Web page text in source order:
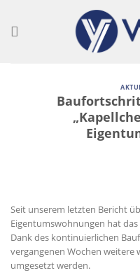
content
Seit unserem letzten Bericht
Eigentumswohnungen hat
Dank des kontinuierlichen
vergangenen Wochen weitere
umgesetzt werden.